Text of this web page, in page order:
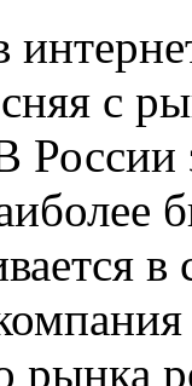
с
рынка